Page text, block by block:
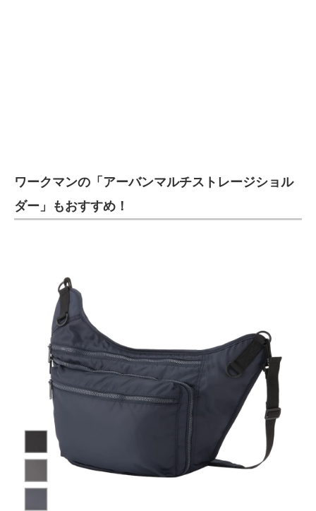
ワークマンの「アーバンマルチストレージショル
ダー」もおすすめ！